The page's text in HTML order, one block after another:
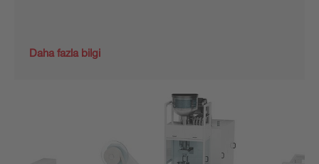
Daha fazla bilgi